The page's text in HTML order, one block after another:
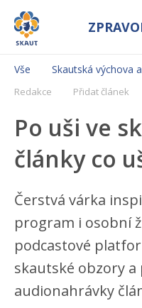
Vše Skautská výchova
Redakce Přidat článek
Po uši ve
články co
Čerstvá várka
program i osobní
podcastové
skautské obzory a
audionahrávky